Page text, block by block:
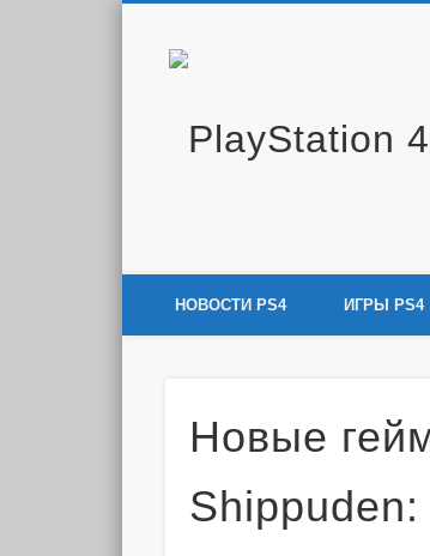
Новости и информация об игровой
НОВОСТИ PS4 ИГРЫ PS4
Новые